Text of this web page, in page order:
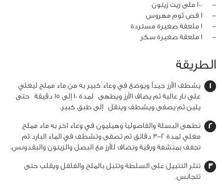
‏-
100 ملى زيت زيتون
‏-
1 فص ثوم مهروس
‏-
1 ملعقة صغيرة مستردة
‏-
1 ملعقة صغيرة سكر
الطريقة
يشطف الأرز جيداً ويوضع في وعاء كبير به من ماء مملح ليغلي
على نار عالية ثم يضاف الأرز ويطهى لمدة 10 إلى 15 دقيقة حتى
يلين ثم يصفى ويشطف وينقل إلى طبق كبير.
تطهى البسلة والفاصوليا وهيليون في وعاء اخر به ماء مملح
مغلي لمدة 2-3 دقائق ثم تصفى وتشطف في الماء البارد ثم
تجفف بمنشفة ورقية وتضاف للأرز مع البصل والزيتون والبقدونس.
تنثر التتبيل على السلطة وتتبل بالملح والفلفل ويقلب حتى
تتجانس.